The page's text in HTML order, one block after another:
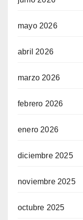
mayo 2026
abril 2026
marzo 2026
febrero 2026
enero 2026
diciembre 2025
noviembre 2025
octubre 2025